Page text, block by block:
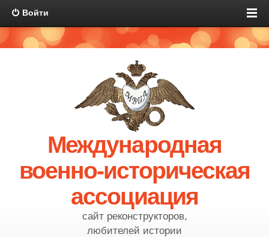
Войти
Международная
военно-историческая
ассоциация
сайт реконструкторов,
любителей истории